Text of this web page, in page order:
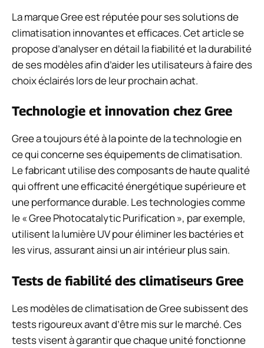
La marque Gree est réputée pour ses solutions de
climatisation innovantes et efficaces. Cet article se
propose d’analyser en détail la fiabilité et la durabilité
de ses modèles afin d’aider les utilisateurs à faire des
choix éclairés lors de leur prochain achat.
Technologie et innovation chez Gree
Gree a toujours été à la pointe de la technologie en
ce qui concerne ses équipements de climatisation.
Le fabricant utilise des composants de haute qualité
qui offrent une efficacité énergétique supérieure et
une performance durable. Les technologies comme
le « Gree Photocatalytic Purification », par exemple,
utilisent la lumière UV pour éliminer les bactéries et
les virus, assurant ainsi un air intérieur plus sain.
Tests de fiabilité des climatiseurs Gree
Les modèles de climatisation de Gree subissent des
tests rigoureux avant d’être mis sur le marché. Ces
tests visent à garantir que chaque unité fonctionne